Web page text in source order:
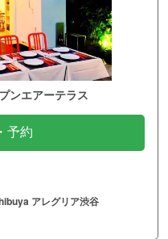
ンエアーテラス
予約
アレグリア渋谷